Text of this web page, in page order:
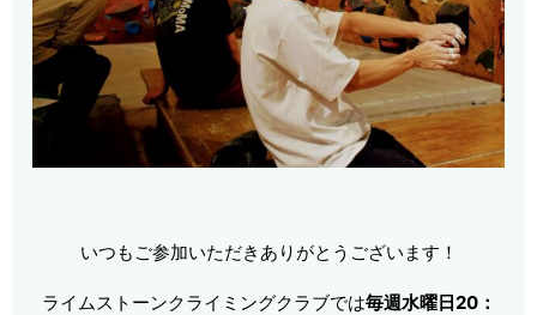
いつもご参加いただきありがとうございます！
ライムストーンクライミングクラブでは毎週水曜日20：